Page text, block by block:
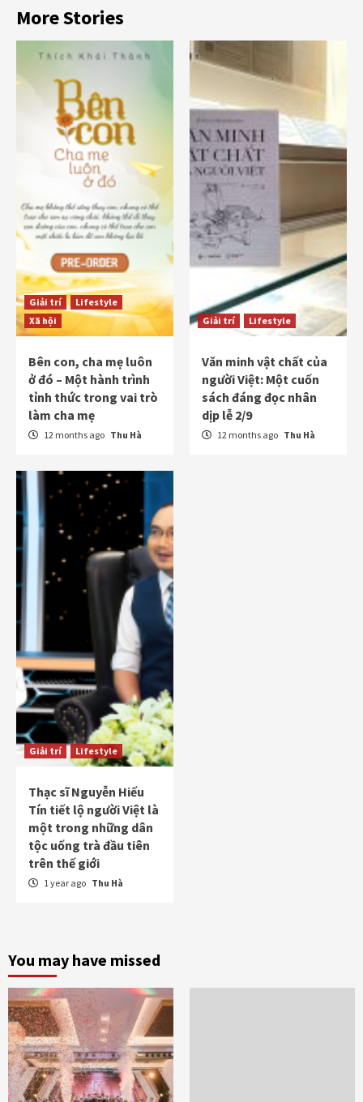
More Stories
Giải trí
Lifestyle
Xã hội
Bên con, cha mẹ luôn
ở đó – Một hành trình
tỉnh thức trong vai trò
làm cha mẹ
12 months ago Thu Hà
Giải trí Lifestyle
Văn minh vật chất của
người Việt: Một cuốn
sách đáng đọc nhân
dịp lễ 2/9
12 months ago Thu Hà
Giải trí Lifestyle
Thạc sĩ Nguyễn Hiếu
Tín tiết lộ người Việt là
một trong những dân
tộc uống trà đầu tiên
trên thế giới
1 year ago Thu Hà
You may have missed